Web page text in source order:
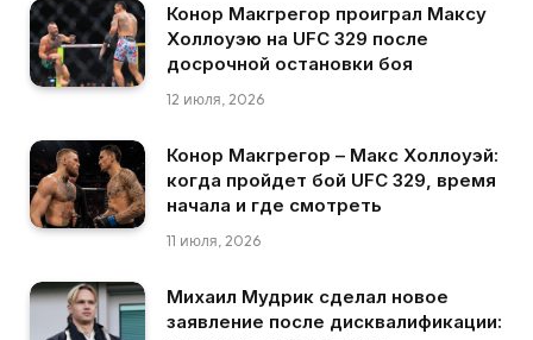
Конор Макгрегор проиграл Максу
Холлоуэю на UFC 329 после
досрочной остановки боя
12 июля, 2026
Конор Макгрегор – Макс Холлоуэй:
когда пройдет бой UFC 329, время
начала и где смотреть
11 июля, 2026
Михаил Мудрик сделал новое
заявление после дисквалификации: